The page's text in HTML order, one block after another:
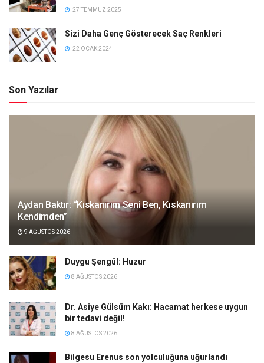
27 TEMMUZ 2025
Sizi Daha Genç Gösterecek Saç Renkleri
22 OCAK 2024
Son Yazılar
Aydan Baktır: “Kıskanırım Seni Ben, Kıskanırım
Kendimden”
9 AĞUSTOS 2026
Duygu Şengül: Huzur
8 AĞUSTOS 2026
Dr. Asiye Gülsüm Kakı: Hacamat herkese uygun
bir tedavi değil!
8 AĞUSTOS 2026
Bilgesu Erenus son yolculuğuna uğurlandı